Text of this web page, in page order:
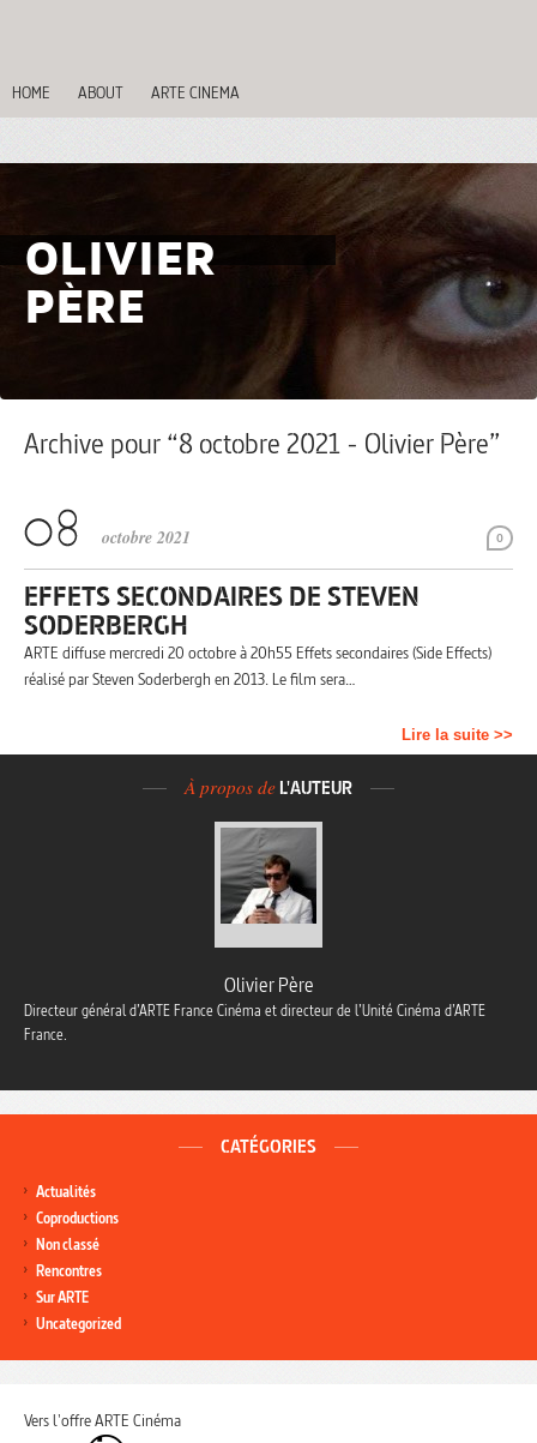
HOME ABOUT ARTE CINEMA
OLIVIER
PÈRE
Archive pour “8 octobre 2021 - Olivier Père”
0
octobre 2021
EFFETS SECONDAIRES DE STEVEN
SODERBERGH
ARTE diffuse mercredi 20 octobre à 20h55 Effets secondaires (Side Effects)
réalisé par Steven Soderbergh en 2013. Le film sera…
Lire la suite >>
À propos de L'AUTEUR
Olivier Père
Directeur général d’ARTE France Cinéma et directeur de l’Unité Cinéma d’ARTE
France.
CATÉGORIES
Actualités
Coproductions
Non classé
Rencontres
Sur ARTE
Uncategorized
Vers l'offre ARTE Cinéma